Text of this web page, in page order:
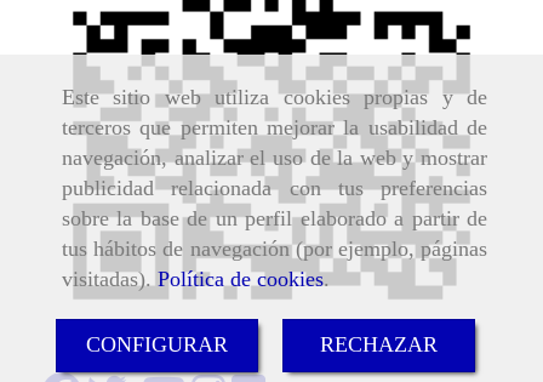
Este sitio web utiliza cookies propias y de
terceros que permiten mejorar la usabilidad de
navegación, analizar el uso de la web y mostrar
publicidad relacionada con tus preferencias
sobre la base de un perfil elaborado a partir de
tus hábitos de navegación (por ejemplo, páginas
visitadas). Política de cookies.
CONFIGURAR RECHAZAR